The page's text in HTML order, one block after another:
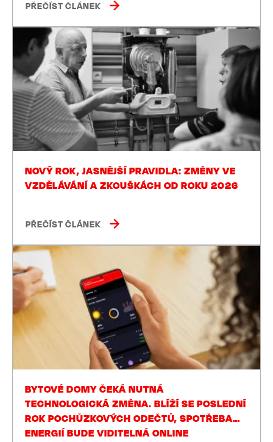
PŘEČÍST ČLÁNEK
NOVÝ ROK, JASNĚJŠÍ PRAVIDLA: ZMĚNY VE
VZDĚLÁVÁNÍ A ZKOUŠKÁCH OD ROKU 2026
PŘEČÍST ČLÁNEK
BYTOVÉ DOMY ČEKÁ NUTNÁ
TECHNOLOGICKÁ ZMĚNA. BLÍŽÍ SE POSLEDNÍ
ROK POCHŮZKOVÝCH ODEČTŮ, SPOTŘEBA
ENERGIÍ BUDE VIDITELNÁ ONLINE